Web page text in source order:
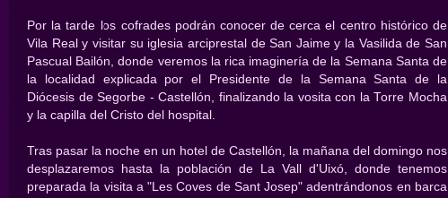
Por la tarde los cofrades podrán conocer de cerca el centro histórico de
Vila Real y visitar su iglesia arciprestal de San Jaime y la Vasilida de San
Pascual Bailón, donde veremos la rica imaginería de la Semana Santa de
la localidad explicada por el Presidente de la Semana Santa de la
Diócesis de Segorbe - Castellón, finalizando la vosita con la Torre Mocha
y la capilla del Cristo del hospital.
Tras pasar la noche en un hotel de Castellón, la mañana del domingo nos
desplazaremos hasta la población de La Vall d'Uixó, donde tenemos
preparada la visita a "Les Coves de Sant Josep" adentrándonos en barca